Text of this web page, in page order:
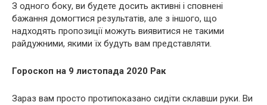
З одного боку, ви будете досить активні і сповнені
бажання домогтися результатів, але з іншого, що
надходять пропозиції можуть виявитися не такими
райдужними, якими їх будуть вам представляти.
Гороскоп на 9 листопада 2020 Рак
Зараз вам просто протипоказано сидіти склавши руки. Ви